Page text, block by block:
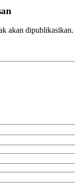
akan dipublikasikan.